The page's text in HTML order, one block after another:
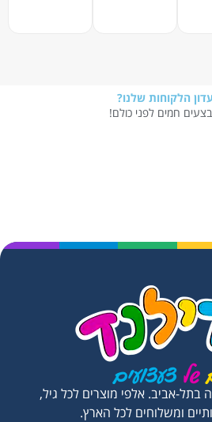
הלקוחות שלנו?
חמים לפני כולם!
בתל-אביב. אלפי מוצרים לכל גיל,
ומשלוחים לכל הארץ.